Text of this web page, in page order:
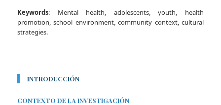
Keywords: Mental health, adolescents, youth, health
promotion, school environment, community context, cultural
strategies.
INTRODUCCIÓN
CONTEXTO DE LA INVESTIGACIÓN